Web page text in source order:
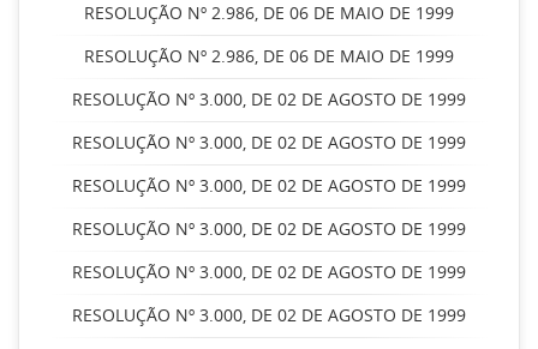
RESOLUÇÃO Nº 2.986, DE 06 DE MAIO DE 1999
RESOLUÇÃO Nº 2.986, DE 06 DE MAIO DE 1999
RESOLUÇÃO Nº 3.000, DE 02 DE AGOSTO DE 1999
RESOLUÇÃO Nº 3.000, DE 02 DE AGOSTO DE 1999
RESOLUÇÃO Nº 3.000, DE 02 DE AGOSTO DE 1999
RESOLUÇÃO Nº 3.000, DE 02 DE AGOSTO DE 1999
RESOLUÇÃO Nº 3.000, DE 02 DE AGOSTO DE 1999
RESOLUÇÃO Nº 3.000, DE 02 DE AGOSTO DE 1999